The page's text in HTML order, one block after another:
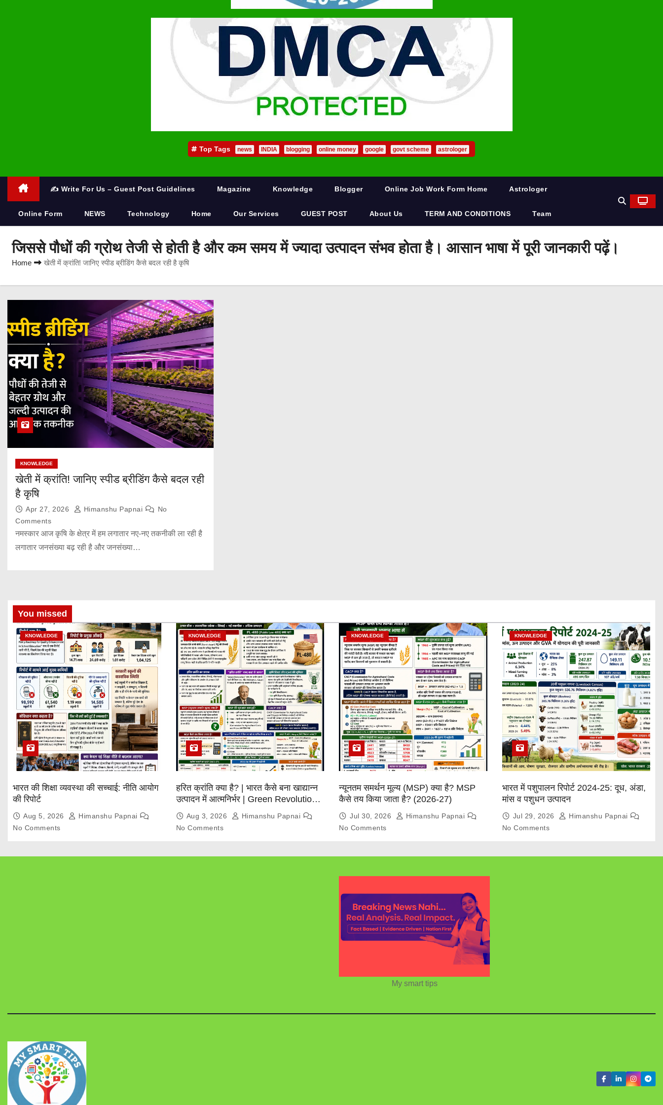
Top Tags news INDIA blogging online money google govt scheme astrologer
✍️ Write For Us – Guest Post Guidelines Magazine Knowledge Blogger Online Job Work Form Home Astrologer
Online Form NEWS Technology Home Our Services GUEST POST About Us TERM AND CONDITIONS Team
जिससे पौधों की ग्रोथ तेजी से होती है और कम समय में ज्यादा उत्पादन संभव होता है। आसान भाषा में पूरी जानकारी पढ़ें।
Home खेती में क्रांति! जानिए स्पीड ब्रीडिंग कैसे बदल रही है कृषि
KNOWLEDGE
खेती में क्रांति! जानिए स्पीड ब्रीडिंग कैसे बदल रही
है कृषि
Apr 27, 2026 Himanshu Papnai
No
Comments
नमस्कार आज कृषि के क्षेत्र में हम लगातार नए-नए तकनीकी ला रही है
लगातार जनसंख्या बढ़ रही है और जनसंख्या…
You missed
KNOWLEDGE
भारत की शिक्षा व्यवस्था की सच्चाई: नीति आयोग
की रिपोर्ट
Aug 5, 2026
Himanshu Papnai
No Comments
KNOWLEDGE
हरित क्रांति क्या है? | भारत कैसे बना खाद्यान्न
उत्पादन में आत्मनिर्भर | Green Revolution
Explained
Aug 3, 2026
Himanshu Papnai
No Comments
KNOWLEDGE
न्यूनतम समर्थन मूल्य (MSP) क्या है? MSP
कैसे तय किया जाता है? (2026-27)
Jul 30, 2026
Himanshu Papnai
No Comments
KNOWLEDGE
भारत में पशुपालन रिपोर्ट 2024-25: दूध, अंडा,
मांस व पशुधन उत्पादन
Jul 29, 2026
Himanshu Papnai
No Comments
My smart tips